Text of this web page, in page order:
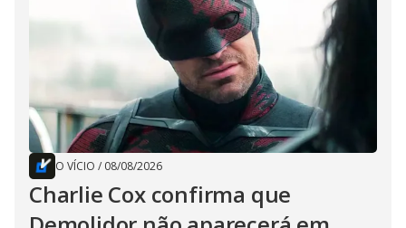
O VÍCIO / 08/08/2026
Charlie Cox confirma que